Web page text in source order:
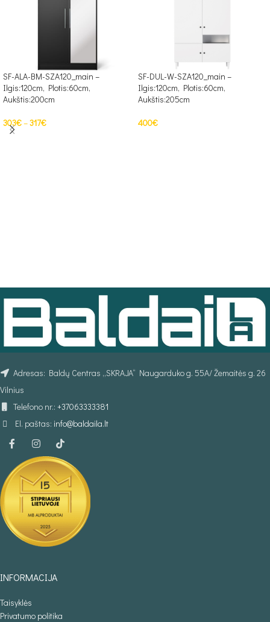
SF-ALA-BM-SZA120_main –
Ilgis:120cm, Plotis:60cm,
Aukštis:200cm
303€–317€
SF-DUL-W-SZA120_main –
Ilgis:120cm, Plotis:60cm,
Aukštis:205cm
400€
Adresas: Baldų Centras „SKRAJA“ Naugarduko g. 55A/ Žemaitės g. 26
Vilnius
Telefono nr.: +37063333381
El. paštas: info@baldaila.lt
INFORMACIJA
Taisyklės
Privatumo politika